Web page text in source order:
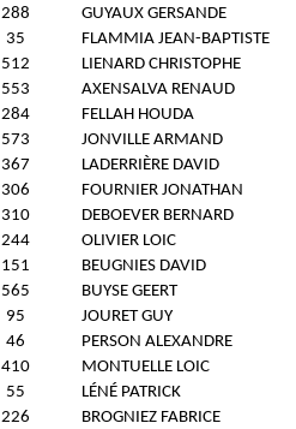
288
GUYAUX GERSANDE
35
FLAMMIA JEAN-BAPTISTE
512
LIENARD CHRISTOPHE
553
AXENSALVA RENAUD
284
FELLAH HOUDA
573
JONVILLE ARMAND
367
LADERRIÈRE DAVID
306
FOURNIER JONATHAN
310
DEBOEVER BERNARD
244
OLIVIER LOIC
151
BEUGNIES DAVID
565
BUYSE GEERT
95
JOURET GUY
46
PERSON ALEXANDRE
410
MONTUELLE LOIC
55
LÉNÉ PATRICK
226
BROGNIEZ FABRICE